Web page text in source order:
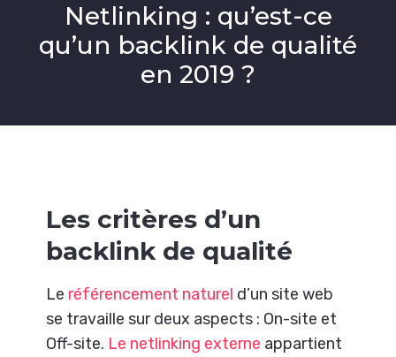
Netlinking : qu’est-ce
qu’un backlink de qualité
en 2019 ?
Les critères d’un
backlink de qualité
Le référencement naturel d’un site web
se travaille sur deux aspects : On-site et
Off-site. Le netlinking externe appartient